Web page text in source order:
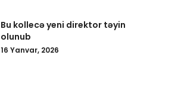
Bu kollecə yeni direktor təyin
olunub
16 Yanvar, 2026